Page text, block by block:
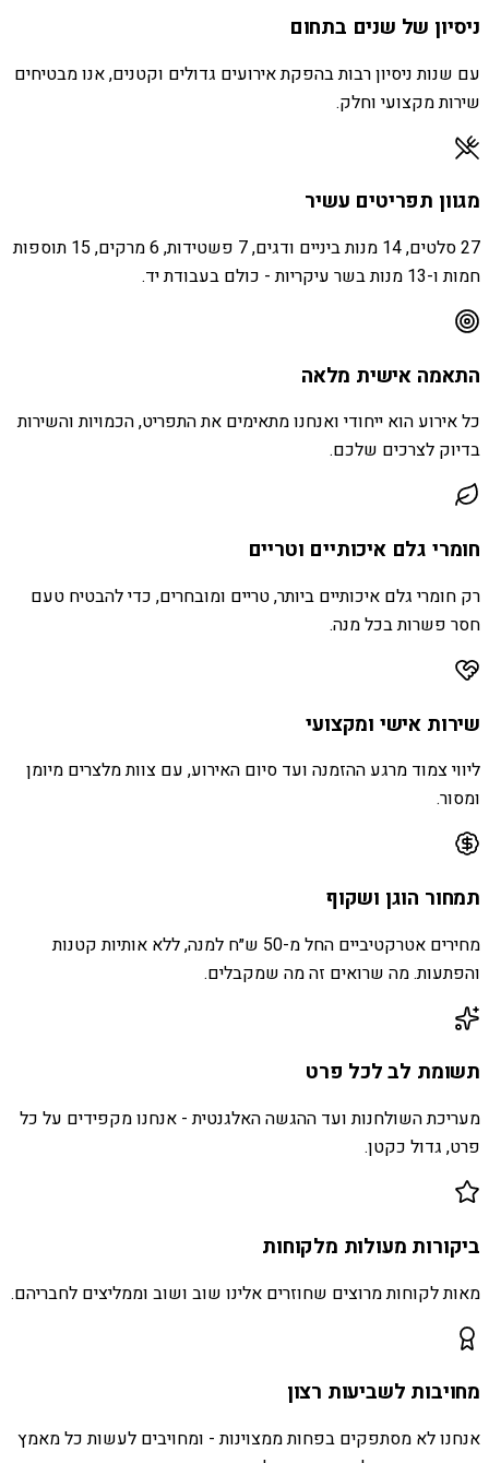
ניסיון של שנים בתחום
עם שנות ניסיון רבות בהפקת אירועים גדולים וקטנים, אנו מבטיחים
שירות מקצועי וחלק.
מגוון תפריטים עשיר
27 סלטים, 14 מנות ביניים ודגים, 7 פשטידות, 6 מרקים, 15 תוספות
חמות ו-13 מנות בשר עיקריות - כולם בעבודת יד.
התאמה אישית מלאה
כל אירוע הוא ייחודי ואנחנו מתאימים את התפריט, הכמויות והשירות
בדיוק לצרכים שלכם.
חומרי גלם איכותיים וטריים
רק חומרי גלם איכותיים ביותר, טריים ומובחרים, כדי להבטיח טעם
חסר פשרות בכל מנה.
שירות אישי ומקצועי
ליווי צמוד מרגע ההזמנה ועד סיום האירוע, עם צוות מלצרים מיומן
ומסור.
תמחור הוגן ושקוף
מחירים אטרקטיביים החל מ-50 ש״ח למנה, ללא אותיות קטנות
והפתעות. מה שרואים זה מה שמקבלים.
תשומת לב לכל פרט
מעריכת השולחנות ועד ההגשה האלגנטית - אנחנו מקפידים על כל
פרט, גדול כקטן.
ביקורות מעולות מלקוחות
מאות לקוחות מרוצים שחוזרים אלינו שוב ושוב וממליצים לחבריהם.
מחויבות לשביעות רצון
אנחנו לא מסתפקים בפחות ממצוינות - ומחויבים לעשות כל מאמץ